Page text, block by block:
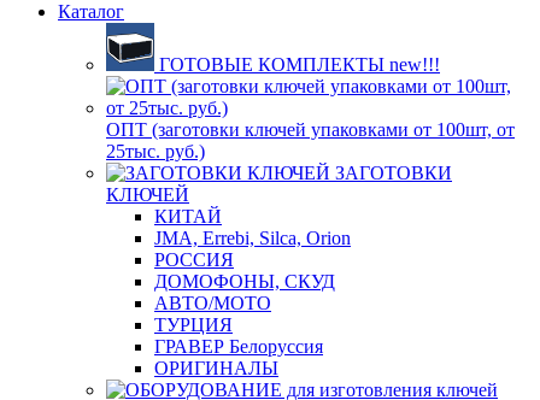
Каталог
ГОТОВЫЕ КОМПЛЕКТЫ new!!!
ОПТ (заготовки ключей упаковками от 100шт, от
25тыс. руб.)
ЗАГОТОВКИ
КЛЮЧЕЙ
КИТАЙ
JMA, Errebi, Silca, Orion
РОССИЯ
ДОМОФОНЫ, СКУД
ABTO/МОТО
ТУРЦИЯ
ГРАВЕР Белоруссия
ОРИГИНАЛЫ